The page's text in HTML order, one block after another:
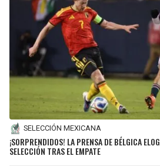
SELECCIÓN MEXICANA
¡SORPRENDIDOS! LA PRENSA DE BÉLGICA
SELECCIÓN TRAS EL EMPATE